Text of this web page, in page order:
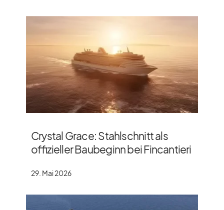
Crystal Grace: Stahlschnitt als
offizieller Baubeginn bei Fincantieri
29. Mai 2026